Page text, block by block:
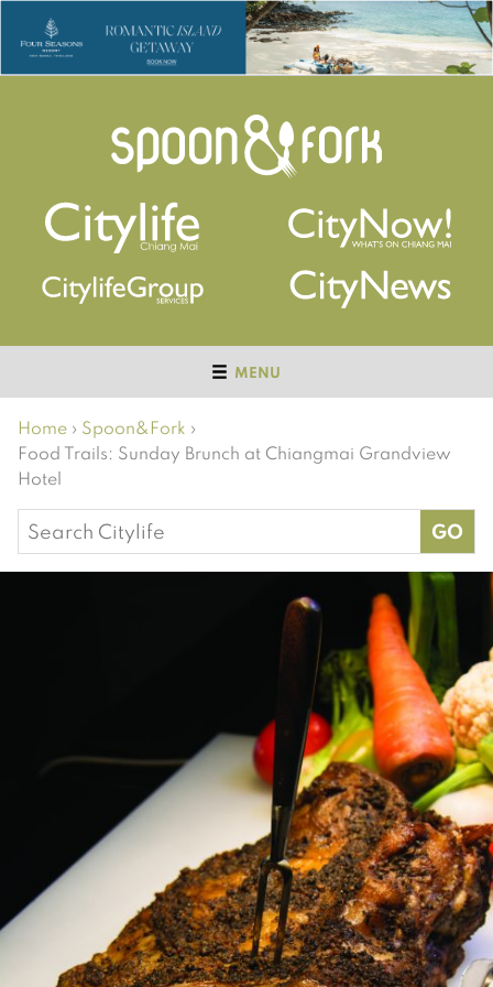
MENU
Home › Spoon&Fork ›
Food Trails: Sunday Brunch at Chiangmai Grandview
Hotel
Search
for: